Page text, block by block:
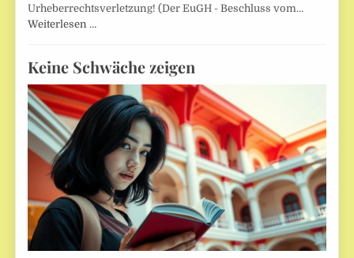
Urheberrechtsverletzung! (Der EuGH - Beschluss vom…
Weiterlesen …
Keine Schwäche zeigen